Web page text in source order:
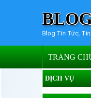
Blog Tin Tức, Tin
TRANG
DỊCH VỤ